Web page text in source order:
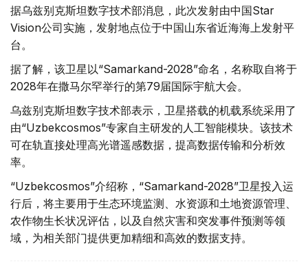
据乌兹别克斯坦数字技术部消息，此次发射由中国Star
Vision公司实施，发射地点位于中国山东省近海海上发射平
台。
据了解，该卫星以“Samarkand-2028”命名，名称取自将于
2028年在撒马尔罕举行的第79届国际宇航大会。
乌兹别克斯坦数字技术部表示，卫星搭载的机载系统采用了
由“Uzbekcosmos”专家自主研发的人工智能模块。该技术
可在轨直接处理高光谱遥感数据，提高数据传输和分析效
率。
“Uzbekcosmos”介绍称，“Samarkand-2028”卫星投入运
行后，将主要用于生态环境监测、水资源和土地资源管理、
农作物生长状况评估，以及自然灾害和突发事件预测等领
域，为相关部门提供更加精细和高效的数据支持。